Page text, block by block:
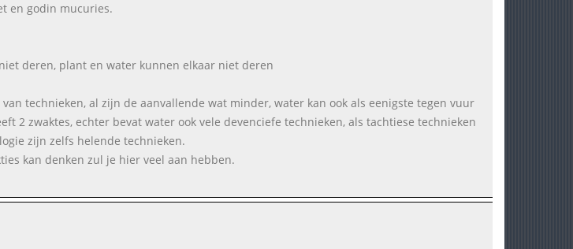
en godin mucuries.
deren, plant en water kunnen elkaar niet deren
technieken, al zijn de aanvallende wat minder, water kan ook als eenigste tegen vuur
2 zwaktes, echter bevat water ook vele devenciefe technieken, als tachtiese technieken
zijn zelfs helende technieken.
kan denken zul je hier veel aan hebben.